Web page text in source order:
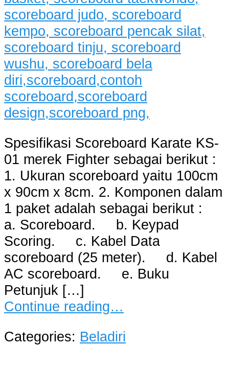
Spesifikasi Scoreboard Karate KS-
01 merek Fighter sebagai berikut :
1. Ukuran scoreboard yaitu 100cm
x 90cm x 8cm. 2. Komponen dalam
1 paket adalah sebagai berikut :
a. Scoreboard. b. Keypad
Scoring. c. Kabel Data
scoreboard (25 meter). d. Kabel
AC scoreboard. e. Buku
Petunjuk […]
Continue reading…
Categories: Beladiri